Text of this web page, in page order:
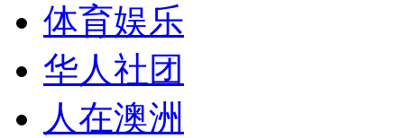
体育娱乐
华人社团
人在澳洲